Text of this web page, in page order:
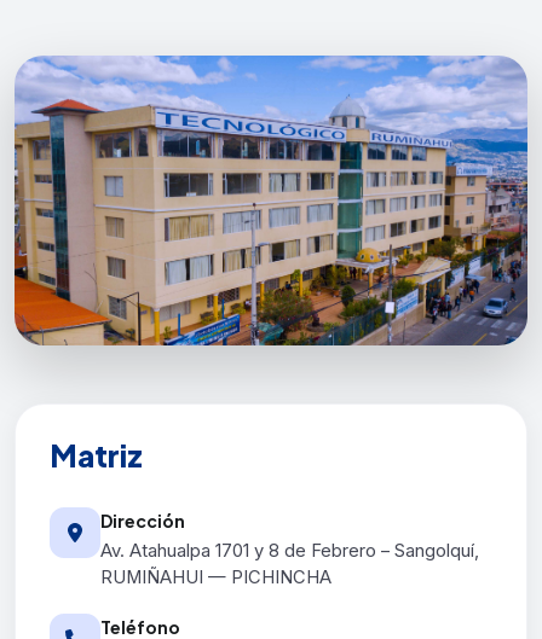
Matriz
Dirección
Av. Atahualpa 1701 y 8 de Febrero – Sangolquí,
RUMIÑAHUI — PICHINCHA
Teléfono